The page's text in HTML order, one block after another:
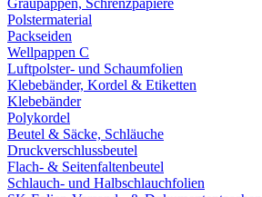
Graupappen, Schrenzpapiere
Polstermaterial
Packseiden
Wellpappen C
Luftpolster- und Schaumfolien
Klebebänder, Kordel & Etiketten
Klebebänder
Polykordel
Beutel & Säcke, Schläuche
Druckverschlussbeutel
Flach- & Seitenfaltenbeutel
Schlauch- und Halbschlauchfolien